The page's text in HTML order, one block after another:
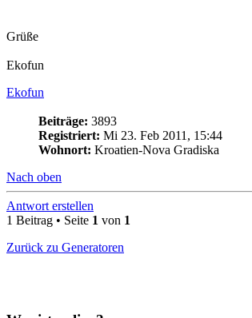
Grüße
Ekofun
Ekofun
Beiträge: 3893
Registriert: Mi 23. Feb 2011, 15:44
Wohnort: Kroatien-Nova Gradiska
Nach oben
Antwort erstellen
1 Beitrag • Seite 1 von 1
Zurück zu Generatoren